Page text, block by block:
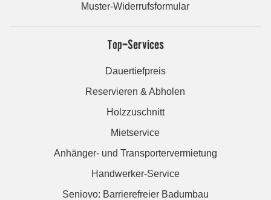
Muster-Widerrufsformular
Top-Services
Dauertiefpreis
Reservieren & Abholen
Holzzuschnitt
Mietservice
Anhänger- und Transportervermietung
Handwerker-Service
Seniovo: Barrierefreier Badumbau